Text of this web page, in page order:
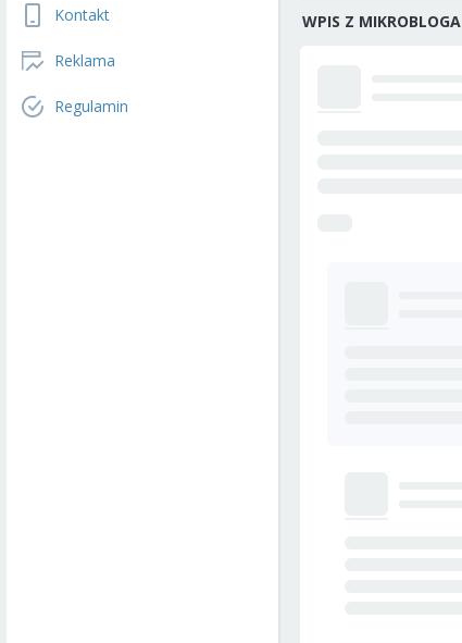
Kontakt
Reklama
Regulamin
WPIS Z MIKROBLOGA